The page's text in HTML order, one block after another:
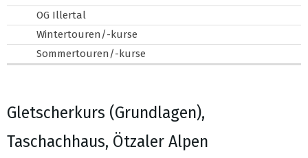
OG Illertal
Wintertouren/-kurse
Sommertouren/-kurse
Gletscherkurs (Grundlagen),
Taschachhaus, Ötzaler Alpen